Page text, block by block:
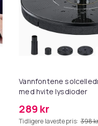
stjernehimmel
Vannfontene
med hvite lysdioder
289 kr
Tidligere laveste pris: 398